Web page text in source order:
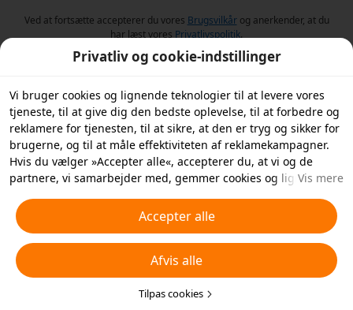
Ved at fortsætte accepterer du vores Brugsvilkårog anerkender, at du
har læst vores Privatlivspolitik.
Privatliv og cookie-indstillinger
Vi bruger cookies og lignende teknologier til at levere vores
tjeneste, til at give dig den bedste oplevelse, til at forbedre og
reklamere for tjenesten, til at sikre, at den er tryg og sikker for
brugerne, og til at måle effektiviteten af reklamekampagner.
Hvis du vælger »Accepter alle«, accepterer du, at vi og de
partnere, vi samarbejder med, gemmer cookies og lignende
»Afvise alle« ikke-essentielle cookies eller vælge, hvilke typer
cookies du vil acceptere eller deaktivere, ved at klikke på
»Tilpas cookies« nedenfor eller når som helst i dine
privatlivsindstillinger. For flere detaljer, se vores
cookies og lignende teknologier.
Vis mere
Accepter alle
Afvis alle
Tilpas cookies